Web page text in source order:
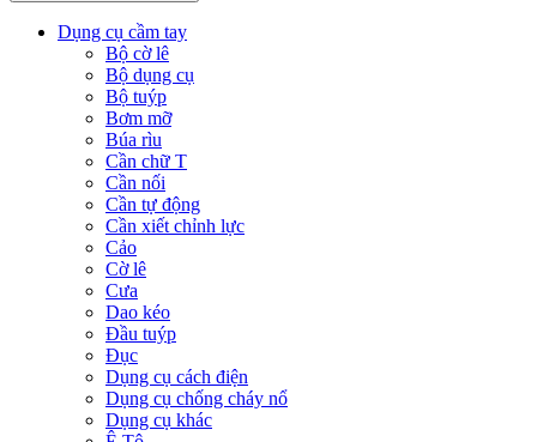
Dụng cụ cầm tay
Bộ cờ lê
Bộ dụng cụ
Bộ tuýp
Bơm mỡ
Búa rìu
Cần chữ T
Cần nối
Cần tự động
Cần xiết chỉnh lực
Cảo
Cờ lê
Cưa
Dao kéo
Đầu tuýp
Đục
Dụng cụ cách điện
Dụng cụ chống cháy nổ
Dụng cụ khác